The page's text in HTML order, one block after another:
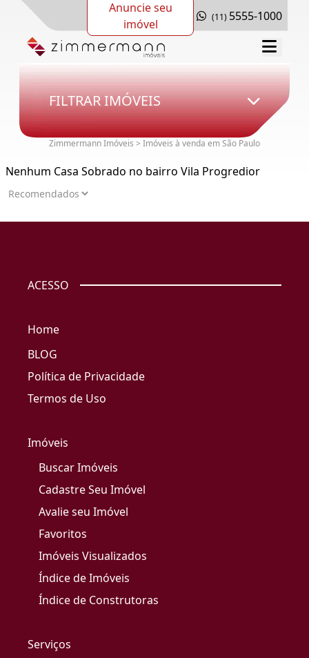
Anuncie seu
imóvel
(11) 5555-1000
FILTRAR IMÓVEIS
Zimmermann Imóveis > Imóveis à venda em São Paulo
Nenhum Casa Sobrado no bairro Vila Progredior
ACESSO
Home
BLOG
Política de Privacidade
Termos de Uso
Imóveis
Buscar Imóveis
Cadastre Seu Imóvel
Avalie seu Imóvel
Favoritos
Imóveis Visualizados
Índice de Imóveis
Índice de Construtoras
Serviços